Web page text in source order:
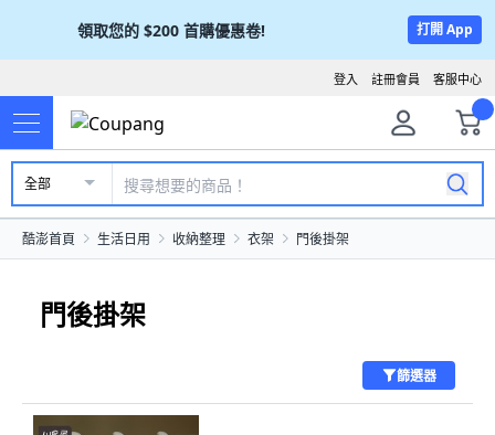
領取您的 $200 首購優惠卷! 打開 App
客服中心
註冊會員
登入
全部
酷澎首頁 生活日用 收納整理 衣架 門後掛架
門後掛架
篩選器